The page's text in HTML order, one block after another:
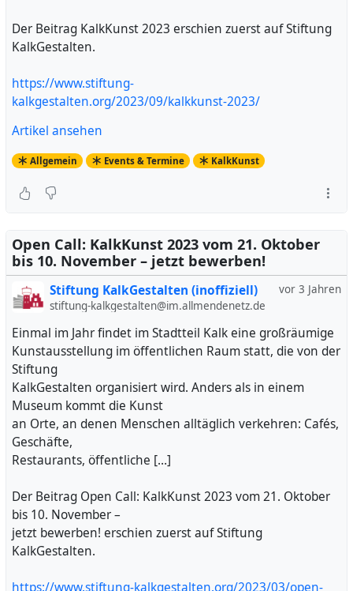
Der Beitrag KalkKunst 2023 erschien zuerst auf Stiftung
KalkGestalten.
https://www.stiftung-
kalkgestalten.org/2023/09/kalkkunst-2023/
Artikel ansehen
Allgemein Events & Termine KalkKunst
Open Call: KalkKunst 2023 vom 21. Oktober
bis 10. November – jetzt bewerben!
vor 3 Jahren
Stiftung KalkGestalten (inoffiziell)
stiftung-kalkgestalten@im.allmendenetz.de
Einmal im Jahr findet im Stadtteil Kalk eine großräumige
Kunstausstellung im öffentlichen Raum statt, die von der
Stiftung
KalkGestalten organisiert wird. Anders als in einem
Museum kommt die Kunst
an Orte, an denen Menschen alltäglich verkehren: Cafés,
Geschäfte,
Restaurants, öffentliche […]
Der Beitrag Open Call: KalkKunst 2023 vom 21. Oktober
bis 10. November –
jetzt bewerben! erschien zuerst auf Stiftung
KalkGestalten.
https://www.stiftung-kalkgestalten.org/2023/03/open-